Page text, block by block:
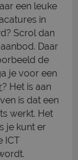
een leuke
in
Scrol dan
Daar
de
je voor een
? Het is aan
is dat een
werkt. Het
je kunt er
ICT